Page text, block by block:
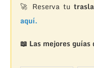
🚀 Reserva tu
aquí.
📖 Las mejores guías